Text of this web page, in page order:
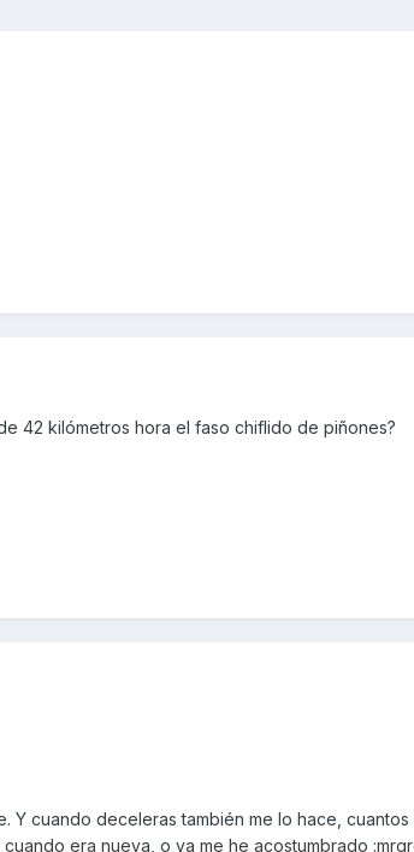
42 kilómetros hora el faso chiflido de piñones?
Y cuando deceleras también me lo hace, cuantos
era nueva, o ya me he acostumbrado